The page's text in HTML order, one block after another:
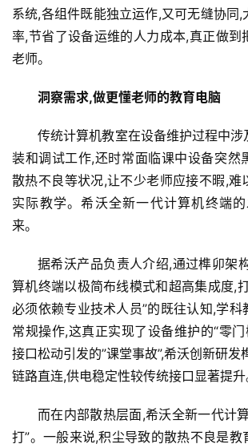
首
页
商
业
消
活
系统,各组件既能独立运作,又可无缝协同
率,节省了设备运维的人力成本,真正做到
老师。
洞察需求,做更懂老师的教育电脑
传统计算机教室在设备维护过程中涉
装和调试工作,还时常面临课中设备突然
散热不良等状况,让不少老师应接不暇,难
实际教学。希沃全新一代计算机终端
来。
据希沃产品负责人介绍,通过榫卯架
算机终端以极简布线模式和超高集成度,
必须依赖专业技术人员”的既往认知,学科
常规操作,这真正实现了设备维护的“零
接口松动引发的”课堂事故”,希沃创新研发
链路直连,供电稳定性较传统接口显著提升
而在内部散热层面,希沃全新一代计
打”。一般来说,积尘导致的散热不良是教